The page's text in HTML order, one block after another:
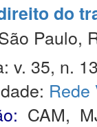
do
Paulo,
v. 35, n.
CAM,